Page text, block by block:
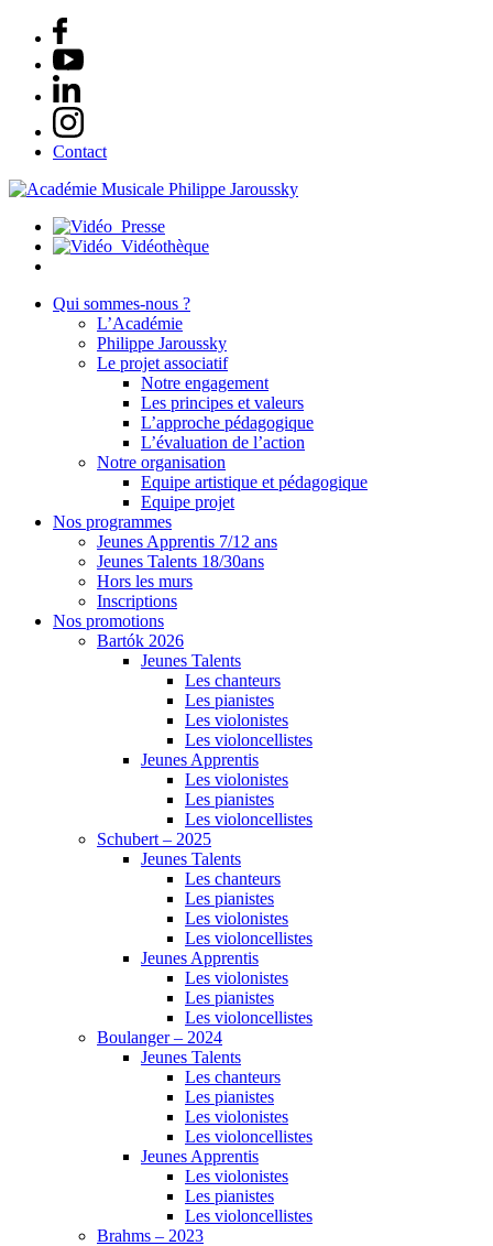
Contact
Presse
Vidéothèque
Qui sommes-nous ?
L’Académie
Philippe Jaroussky
Le projet associatif
Notre engagement
Les principes et valeurs
L’approche pédagogique
L’évaluation de l’action
Notre organisation
Equipe artistique et pédagogique
Equipe projet
Nos programmes
Jeunes Apprentis 7/12 ans
Jeunes Talents 18/30ans
Hors les murs
Inscriptions
Nos promotions
Bartók 2026
Jeunes Talents
Les chanteurs
Les pianistes
Les violonistes
Les violoncellistes
Jeunes Apprentis
Les violonistes
Les pianistes
Les violoncellistes
Schubert – 2025
Jeunes Talents
Les chanteurs
Les pianistes
Les violonistes
Les violoncellistes
Jeunes Apprentis
Les violonistes
Les pianistes
Les violoncellistes
Boulanger – 2024
Jeunes Talents
Les chanteurs
Les pianistes
Les violonistes
Les violoncellistes
Jeunes Apprentis
Les violonistes
Les pianistes
Les violoncellistes
Brahms – 2023